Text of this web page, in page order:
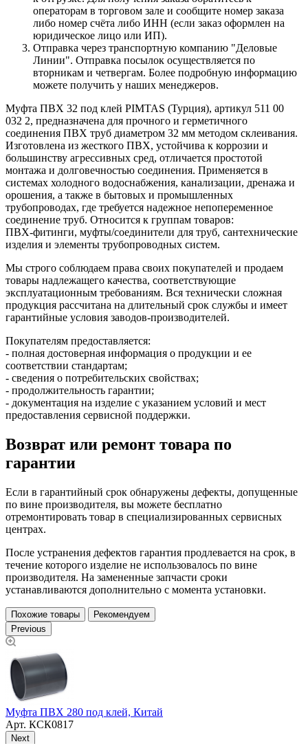
операторам в торговом зале и сообщите номер заказа
либо номер счёта либо ИНН (если заказ оформлен на
юридическое лицо или ИП).
Отправка через транспортную компанию "Деловые
Линии". Отправка посылок осуществляется по
вторникам и четвергам. Более подробную информацию
можете получить у наших менеджеров.
Муфта ПВХ 32 под клей PIMTAS (Турция), артикул 511 00
032 2, предназначена для прочного и герметичного
соединения ПВХ труб диаметром 32 мм методом склеивания.
Изготовлена из жесткого ПВХ, устойчива к коррозии и
большинству агрессивных сред, отличается простотой
монтажа и долговечностью соединения. Применяется в
системах холодного водоснабжения, канализации, дренажа и
орошения, а также в бытовых и промышленных
трубопроводах, где требуется надежное непопеременное
соединение труб. Относится к группам товаров:
ПВХ‑фитинги, муфты/соединители для труб, сантехнические
изделия и элементы трубопроводных систем.
Мы строго соблюдаем права своих покупателей и продаем
товары надлежащего качества, соответствующие
эксплуатационным требованиям. Вся технически сложная
продукция рассчитана на длительный срок службы и имеет
гарантийные условия заводов-производителей.
Покупателям предоставляется:
- полная достоверная информация о продукции и ее
соответствии стандартам;
- сведения о потребительских свойствах;
- продолжительность гарантии;
- документация на изделие с указанием условий и мест
предоставления сервисной поддержки.
Возврат или ремонт товара по
гарантии
Если в гарантийный срок обнаружены дефекты, допущенные
по вине производителя, вы можете бесплатно
отремонтировать товар в специализированных сервисных
центрах.
После устранения дефектов гарантия продлевается на срок, в
течение которого изделие не использовалось по вине
производителя. На замененные запчасти сроки
устанавливаются дополнительно с момента установки.
Похожие товары
Рекомендуем
Previous
Муфта ПВХ 280 под клей, Китай
Арт. КСК0817
Next